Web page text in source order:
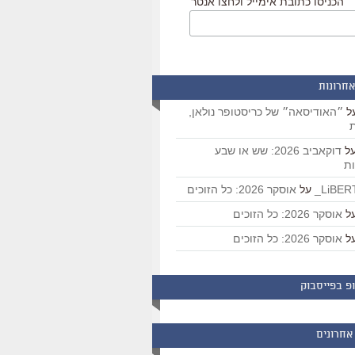
״האודיסאה״ של כריסטופר נולאן,
דוקאביב 2026: שש או שבע
על אוסקר 2026: כל הזוכים
אוסקר 2026: כל הזוכים
אוסקר 2026: כל הזוכים
בפייסבוק